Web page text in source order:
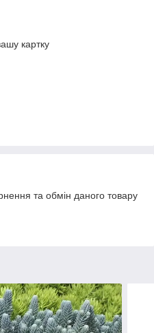
картку
та обмін даного товару